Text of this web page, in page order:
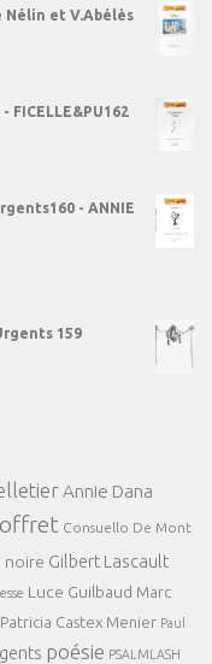
Nélin et V.Abélès
FICELLE&PU162
- ANNIE
159
Annie Dana
Consuello De Mont
noire Gilbert Lascault
Luce Guilbaud Marc
Patricia Castex Menier Paul
poésie PSALMLASH